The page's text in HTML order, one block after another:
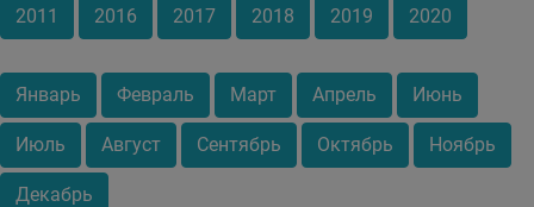
2011 2016 2017 2018 2019 2020
Январь Февраль Март Апрель Июнь
Июль Август Сентябрь Октябрь Ноябрь
Декабрь